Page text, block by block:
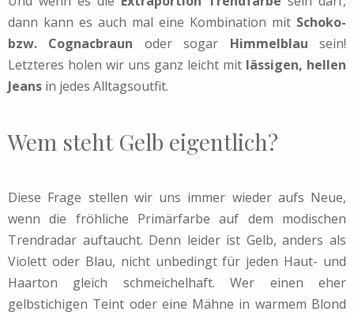
dann kann es auch mal eine Kombination mit Schoko-
bzw. Cognacbraun oder sogar Himmelblau sein!
Letzteres holen wir uns ganz leicht mit lässigen, hellen
Jeans in jedes Alltagsoutfit.
Wem steht Gelb eigentlich?
Diese Frage stellen wir uns immer wieder aufs Neue,
wenn die fröhliche Primärfarbe auf dem modischen
Trendradar auftaucht. Denn leider ist Gelb, anders als
Violett oder Blau, nicht unbedingt für jeden Haut- und
Haarton gleich schmeichelhaft. Wer einen eher
gelbstichigen Teint oder eine Mähne in warmem Blond